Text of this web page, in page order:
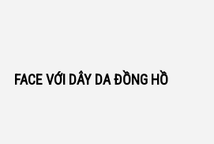
FACE VỚI DÂY DA ĐỒNG HỒ